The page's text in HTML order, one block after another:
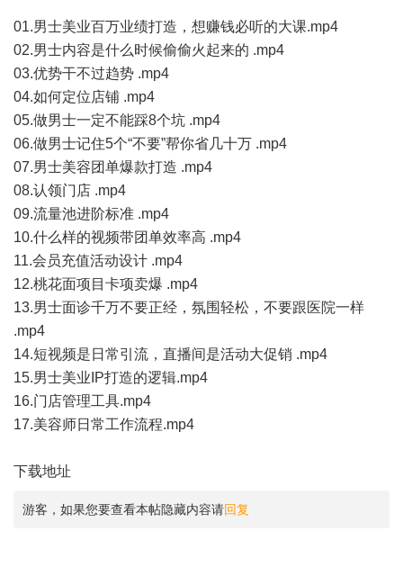
01.男士美业百万业绩打造，想赚钱必听的大课.mp4
02.男士内容是什么时候偷偷火起来的 .mp4
03.优势干不过趋势 .mp4
04.如何定位店铺 .mp4
05.做男士一定不能踩8个坑 .mp4
06.做男士记住5个“不要”帮你省几十万 .mp4
07.男士美容团单爆款打造 .mp4
08.认领门店 .mp4
09.流量池进阶标准 .mp4
10.什么样的视频带团单效率高 .mp4
11.会员充值活动设计 .mp4
12.桃花面项目卡项卖爆 .mp4
13.男士面诊千万不要正经，氛围轻松，不要跟医院一样
.mp4
14.短视频是日常引流，直播间是活动大促销 .mp4
15.男士美业IP打造的逻辑.mp4
16.门店管理工具.mp4
17.美容师日常工作流程.mp4
下载地址
游客，如果您要查看本帖隐藏内容请回复